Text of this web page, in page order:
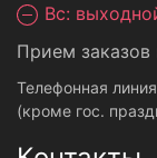
Вс:
Прием заказов
Телефонная
(кроме гос.